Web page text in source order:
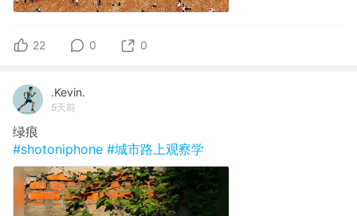
22 0 0
.Kevin.
5天前
绿痕
#shotoniphone #城市路上观察学